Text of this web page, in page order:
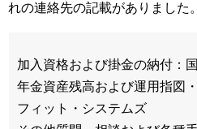
れの連絡先の記載がありました。
加入資格および掛金の納付：
年金資産残高および運用指図
フィット・システムズ